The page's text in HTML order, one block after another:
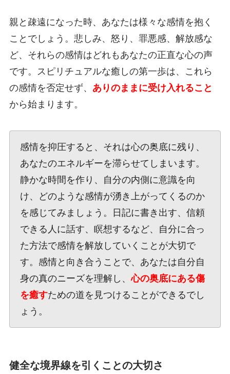
親と疎遠になった時、あなたは様々な感情を抱く
ことでしょう。悲しみ、怒り、罪悪感、解放感な
ど、それらの感情はどれもあなたの正直な心の声
です。スピリチュアルな癒しの第一歩は、これら
の感情を否定せず、 ありのままに受け入れること
から始まります。
感情を抑圧すると、それは心の奥底に残り、
あなたのエネルギーを滞らせてしまいます。
静かな時間を作り、自分の内側に意識を向
け、どのような感情が湧き上がってくるのか
を感じてみましょう。日記に書き出す、信頼
できる人に話す、瞑想するなど、自分に合っ
た方法で感情を解放していくことが大切で
す。感情と向き合うことで、あなたは自分自
身の真のニーズを理解し、心の奥底にある傷
を癒すための道を見つけることができるでし
ょう。
健全な境界線を引くことの大切さ